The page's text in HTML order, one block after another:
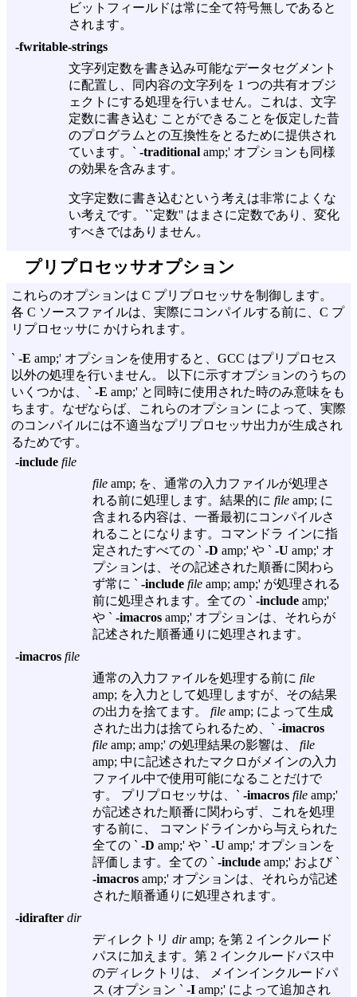
ビットフィールドは常に全て符号無しであると
されます。
-fwritable-strings
文字列定数を書き込み可能なデータセグメント
に配置し、同内容の文字列を 1 つの共有オブジ
ェクトにする処理を行いません。これは、文字
定数に書き込む ことができることを仮定した昔
のプログラムとの互換性をとるために提供され
ています。` -traditional amp;' オプションも同様
の効果を含みます。
文字定数に書き込むという考えは非常によくな
い考えです。``定数'' はまさに定数であり、変化
すべきではありません。
プリプロセッサオプション
これらのオプションは C プリプロセッサを制御します。
各 C ソースファイルは、実際にコンパイルする前に、C プ
リプロセッサに かけられます。
` -E amp;' オプションを使用すると、GCC はプリプロセス
以外の処理を行いません。 以下に示すオプションのうちの
いくつかは、` -E amp;' と同時に使用された時のみ意味をも
ちます。なぜならば、これらのオプション によって、実際
のコンパイルには不適当なプリプロセッサ出力が生成され
るためです。
-include file
file amp; を、通常の入力ファイルが処理さ
れる前に処理します。結果的に file amp; に
含まれる内容は、一番最初にコンパイルさ
れることになります。コマンドラ インに指
定されたすべての ` -D amp;' や ` -U amp;' オ
プションは、その記述された順番に関わら
ず常に ` -include file amp; amp;' が処理される
前に処理されます。全ての ` -include amp;'
や ` -imacros amp;' オプションは、それらが
記述された順番通りに処理されます。
-imacros file
通常の入力ファイルを処理する前に file
amp; を入力として処理しますが、その結果
の出力を捨てます。 file amp; によって生成
された出力は捨てられるため、` -imacros
file amp; amp;' の処理結果の影響は、 file
amp; 中に記述されたマクロがメインの入力
ファイル中で使用可能になることだけで
す。 プリプロセッサは、` -imacros file amp;'
が記述された順番に関わらず、これを処理
する前に、 コマンドラインから与えられた
全ての ` -D amp;' や ` -U amp;' オプションを
評価します。全ての ` -include amp;' および `
-imacros amp;' オプションは、それらが記述
された順番通りに処理されます。
-idirafter dir
ディレクトリ diramp; を第 2 インクルード
パスに加えます。第 2 インクルードパス中
のディレクトリは、 メインインクルードパ
ス (オプション ` -I amp;' によって追加され